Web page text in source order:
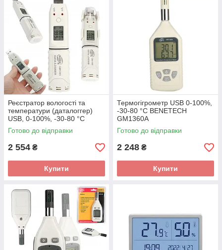
Реєстратор вологості та
температури (даталоггер)
USB, 0-100%, -30-80 °C
BENETECH GM1365
Готово до відправки
2 554 ₴
Купити
Термогігрометр USB 0-100%,
-30-80 °C BENETECH
GM1360A
Готово до відправки
2 248 ₴
Купити